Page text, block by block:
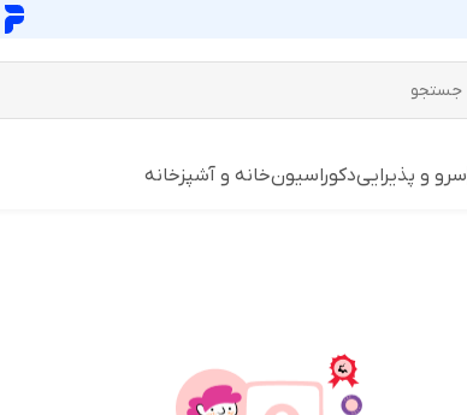
سرو و پذیراییدکوراسیونخانه و آشپزخانه